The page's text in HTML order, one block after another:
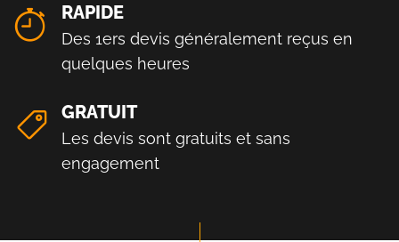
RAPIDE
Des 1ers devis généralement reçus en
quelques heures
GRATUIT
Les devis sont gratuits et sans
engagement